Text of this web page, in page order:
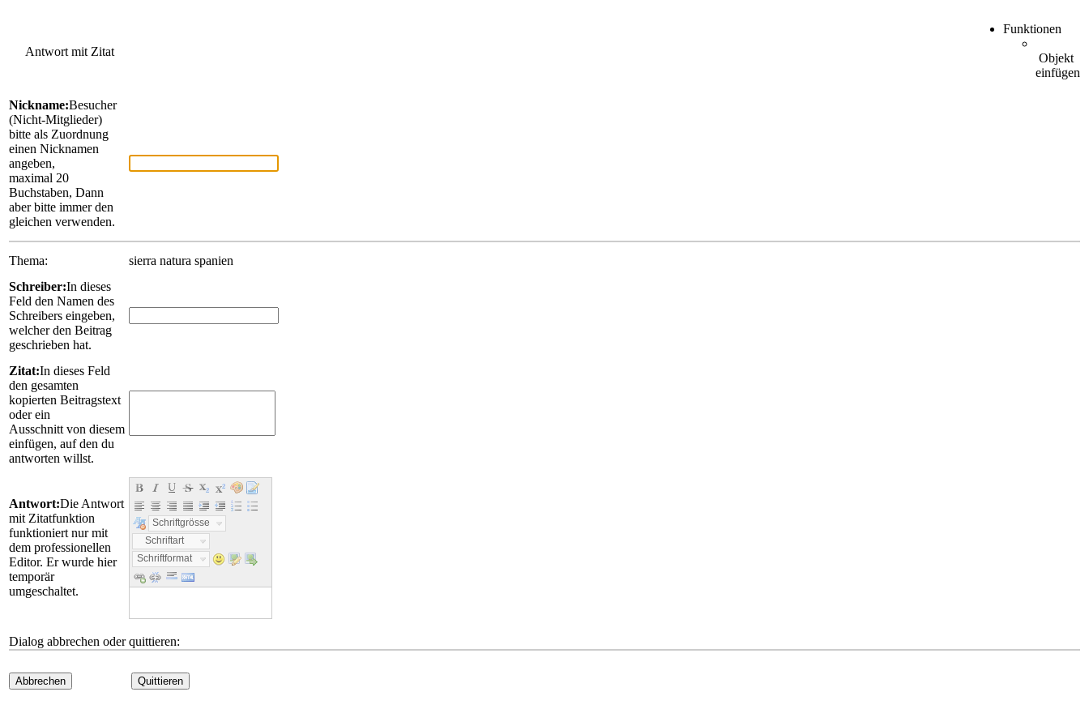
Antwort mit Zitat
Funktionen
Objekt
einfügen
Nickname:Besucher
(Nicht-Mitglieder)
bitte als Zuordnung
einen Nicknamen
angeben,
maximal 20
Buchstaben, Dann
aber bitte immer den
gleichen verwenden.
Thema:
sierra natura spanien
Schreiber:In dieses
Feld den Namen des
Schreibers eingeben,
welcher den Beitrag
geschrieben hat.
Zitat:In dieses Feld
den gesamten
kopierten Beitragstext
oder ein
Ausschnitt von diesem
einfügen, auf den du
antworten willst.
Antwort:Die Antwort
mit Zitatfunktion
funktioniert nur mit
dem professionellen
Editor. Er wurde hier
temporär
umgeschaltet.
Schriftgrösse
Schriftart
Schriftformat
Dialog abbrechen oder quittieren:
Abbrechen Quittieren